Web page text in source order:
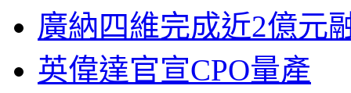
廣納四維完成近2億元
英偉達官宣CPO量產